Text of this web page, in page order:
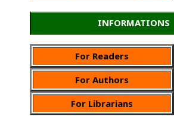
INFORMATIONS
For Readers
For Authors
For Librarians